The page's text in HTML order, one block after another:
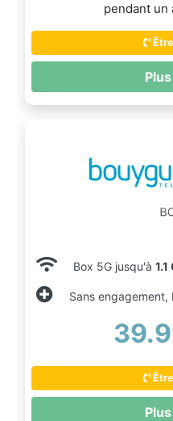
pendant un
Box 5G jusqu'à 1.1
Sans engagement,